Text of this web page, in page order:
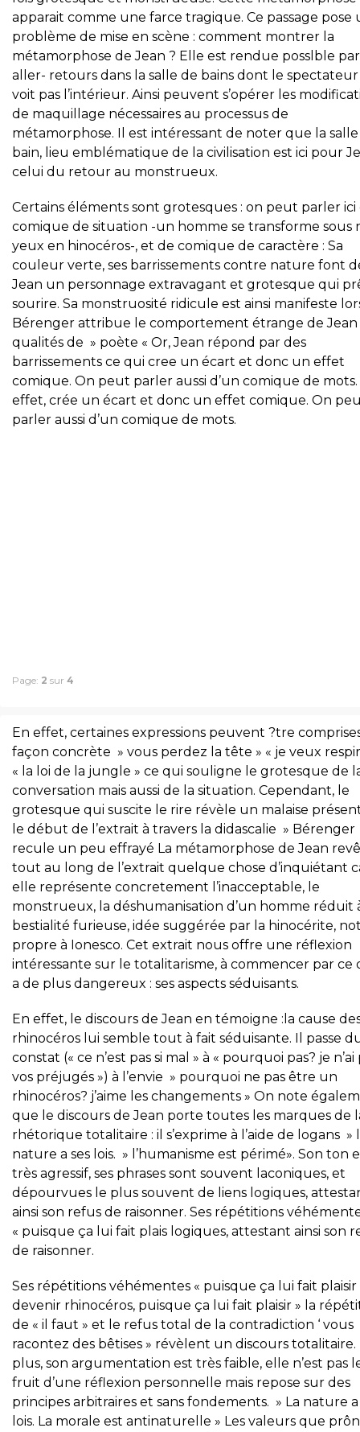
apparait comme une farce tragique. Ce passage pose
problème de mise en scène : comment montrer la
métamorphose de Jean ? Elle est rendue posslble
aller- retours dans la salle de bains dont le
voit pas l’intérieur. Ainsi peuvent s’opérer les
de maquillage nécessaires au processus de
métamorphose. Il est intéressant de noter que la
bain, lieu emblématique de la civilisation est ici pour
celui du retour au monstrueux.
Certains éléments sont grotesques : on peut parler ici
comique de situation -un homme se transforme sous
yeux en hinocéros-, et de comique de caractère : Sa
couleur verte, ses barrissements contre nature font
Jean un personnage extravagant et grotesque qui
sourire. Sa monstruosité ridicule est ainsi manifeste
Bérenger attribue le comportement étrange de Jean
qualités de » poète « Or, Jean répond par des
barrissements ce qui cree un écart et donc un effet
comique. On peut parler aussi d’un comique de mots.
effet, crée un écart et donc un effet comique. On
parler aussi d’un comique de mots.
Page: 2 sur 4
En effet, certaines expressions peuvent ?tre
façon concrète » vous perdez la tête » « je veux
« la loi de la jungle » ce qui souligne le grotesque de
conversation mais aussi de la situation. Cependant, le
grotesque qui suscite le rire révèle un malaise
le début de l’extrait à travers la didascalie » Bérenger
recule un peu effrayé La métamorphose de Jean
tout au long de l’extrait quelque chose d’inquiétant
elle représente concretement l’inacceptable, le
monstrueux, la déshumanisation d’un homme réduit
bestialité furieuse, idée suggérée par la hinocérite,
propre à Ionesco. Cet extrait nous offre une réflexion
intéressante sur le totalitarisme, à commencer par ce
a de plus dangereux : ses aspects séduisants.
En effet, le discours de Jean en témoigne :la cause
rhinocéros lui semble tout à fait séduisante. Il passe
constat (« ce n’est pas si mal » à « pourquoi pas? je n’ai
vos préjugés ») à l’envie » pourquoi ne pas être un
rhinocéros? j’aime les changements » On note
que le discours de Jean porte toutes les marques de
rhétorique totalitaire : il s’exprime à l’aide de logans »
nature a ses lois. » l’humanisme est périmé». Son ton
très agressif, ses phrases sont souvent laconiques, et
dépourvues le plus souvent de liens logiques,
ainsi son refus de raisonner. Ses répétitions
« puisque ça lui fait plais logiques, attestant ainsi son
de raisonner.
Ses répétitions véhémentes « puisque ça lui fait plaisir
devenir rhinocéros, puisque ça lui fait plaisir » la
de « il faut » et le refus total de la contradiction ‘ vous
racontez des bêtises » révèlent un discours totalitaire.
plus, son argumentation est très faible, elle n’est pas
fruit d’une réflexion personnelle mais repose sur des
principes arbitraires et sans fondements. » La nature a
lois. La morale est antinaturelle » Les valeurs que